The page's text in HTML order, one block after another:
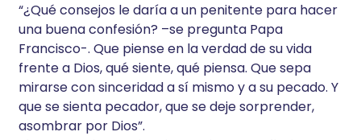
“¿Qué consejos le daría a un penitente para hacer
una buena confesión? –se pregunta Papa
Francisco-. Que piense en la verdad de su vida
frente a Dios, qué siente, qué piensa. Que sepa
mirarse con sinceridad a sí mismo y a su pecado. Y
que se sienta pecador, que se deje sorprender,
asombrar por Dios”.